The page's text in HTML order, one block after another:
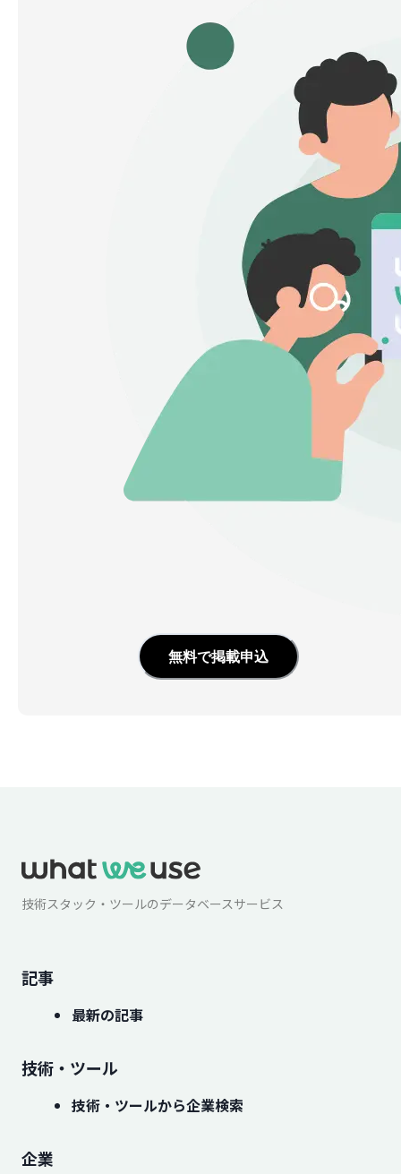
無料で掲載申込
技術スタック・ツールのデータベースサービス
記事
最新の記事
技術・ツール
技術・ツールから企業検索
企業